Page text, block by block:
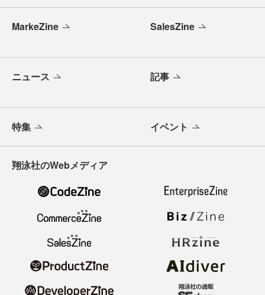
MarkeZine SalesZine
ニュース 記事
特集 イベント
翔泳社のWebメディア